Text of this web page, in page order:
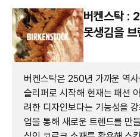
버켄스탁 :
못생김을
버켄스탁은 250년 가까운 역
슬리퍼로 시작해 현재는 패션
려한 디자인보다는 기능성을
업을 통해 새로운 트렌드를 만